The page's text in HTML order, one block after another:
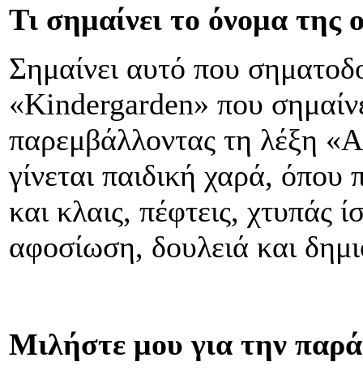
Τι σημαίνει το όνομα της
Σημαίνει αυτό που
«Kindergarden» που
παρεμβάλλοντας τη λέξη
γίνεται παιδική χαρά, όπου
και κλαις, πέφτεις, χτυπάς
αφοσίωση, δουλειά και
Μιλήστε μου για την